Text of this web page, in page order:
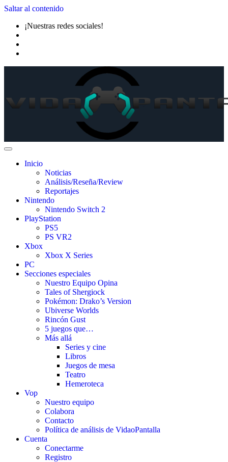
Saltar al contenido
¡Nuestras redes sociales!
Inicio
Noticias
Análisis/Reseña/Review
Reportajes
Nintendo
Nintendo Switch 2
PlayStation
PS5
PS VR2
Xbox
Xbox X Series
PC
Secciones especiales
Nuestro Equipo Opina
Tales of Shergiock
Pokémon: Drako’s Version
Ubiverse Worlds
Rincón Gust
5 juegos que…
Más allá
Series y cine
Libros
Juegos de mesa
Teatro
Hemeroteca
Vop
Nuestro equipo
Colabora
Contacto
Política de análisis de VidaoPantalla
Cuenta
Conectarme
Registro